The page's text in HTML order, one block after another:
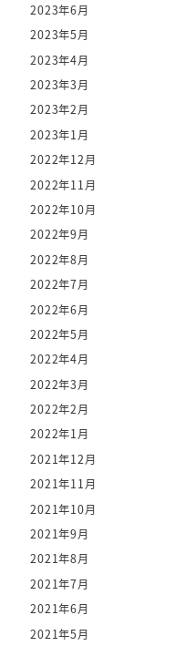
2023年6月
2023年5月
2023年4月
2023年3月
2023年2月
2023年1月
2022年12月
2022年11月
2022年10月
2022年9月
2022年8月
2022年7月
2022年6月
2022年5月
2022年4月
2022年3月
2022年2月
2022年1月
2021年12月
2021年11月
2021年10月
2021年9月
2021年8月
2021年7月
2021年6月
2021年5月